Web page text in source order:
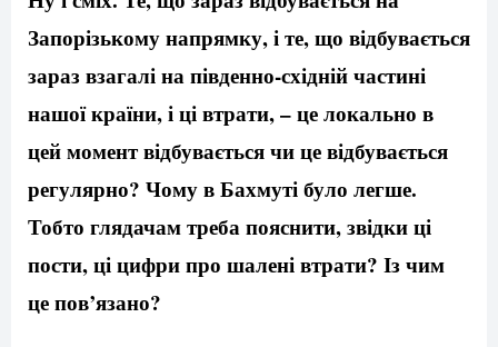
Запорізькому напрямку, і те, що відбувається
зараз взагалі на південно-східній частині
нашої країни, і ці втрати, – це локально в
цей момент відбувається чи це відбувається
регулярно? Чому в Бахмуті було легше.
Тобто глядачам треба пояснити, звідки ці
пости, ці цифри про шалені втрати? Із чим
це пов’язано?